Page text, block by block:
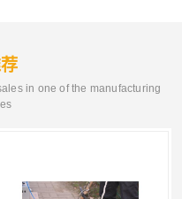
in one of the manufacturing